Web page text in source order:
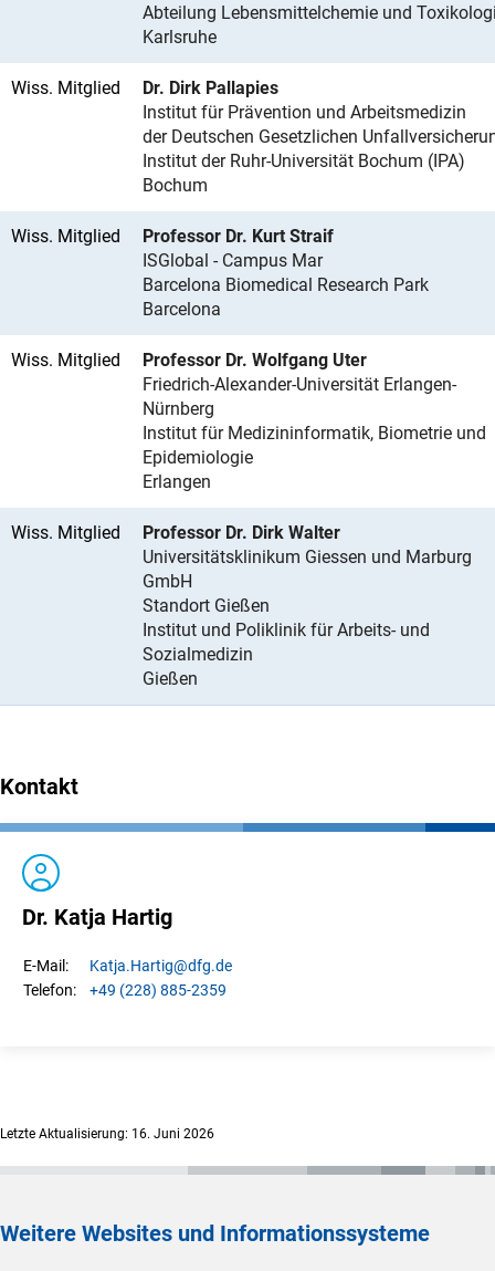
Abteilung Lebensmittelchemie und
Karlsruhe
Wiss. Mitglied
Dr. Dirk Pallapies
Institut für Prävention und Arbeitsmedizin
der Deutschen Gesetzlichen
Institut der Ruhr-Universität Bochum (IPA)
Bochum
Wiss. Mitglied
Professor Dr. Kurt Straif
ISGlobal - Campus Mar
Barcelona Biomedical Research Park
Barcelona
Wiss. Mitglied
Professor Dr. Wolfgang Uter
Friedrich-Alexander-Universität Erlangen-
Nürnberg
Institut für Medizininformatik, Biometrie und
Epidemiologie
Erlangen
Wiss. Mitglied
Professor Dr. Dirk Walter
Universitätsklinikum Giessen und Marburg
GmbH
Standort Gießen
Institut und Poliklinik für Arbeits- und
Sozialmedizin
Gießen
Kontakt
Dr. Katja Hartig
E-Mail: Katja.Hartig@dfg.de
Telefon:
+49 (228) 885-2359
Letzte Aktualisierung: 16. Juni 2026
Weitere Websites und Informationssysteme